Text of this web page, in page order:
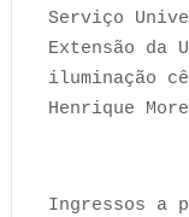
Serviço
Extensão da
iluminação
Henrique
Ingressos a